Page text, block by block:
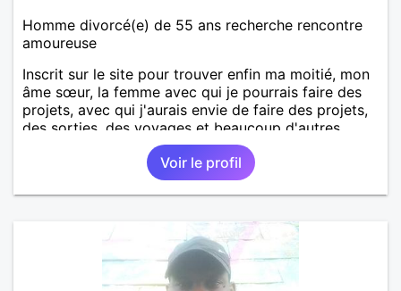
Homme divorcé(e) de 55 ans recherche rencontre
amoureuse
Inscrit sur le site pour trouver enfin ma moitié, mon
âme sœur, la femme avec qui je pourrais faire des
projets, avec qui j'aurais envie de faire des projets,
des sorties, des voyages et beaucoup d'autres
Voir le profil